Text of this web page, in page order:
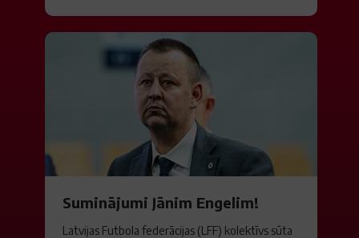
Suminājumi Jānim Engelim!
Latvijas Futbola federācijas (LFF) kolektīvs sūta